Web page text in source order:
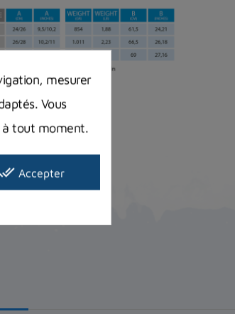
mesurer
Vous
à tout moment.
Accepter